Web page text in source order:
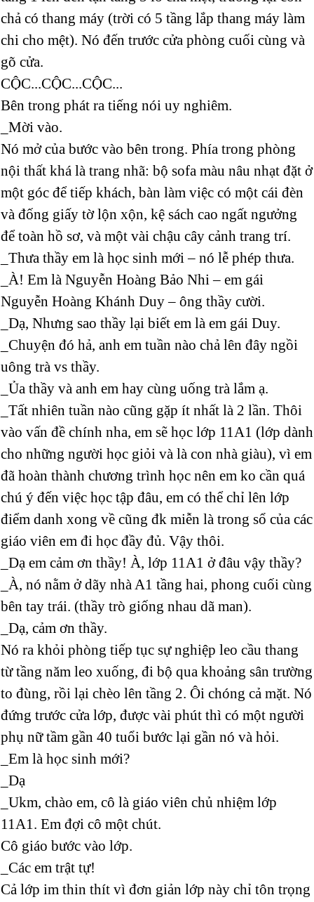
chả có thang máy (trời có 5 tầng lắp thang máy làm
chi cho mệt). Nó đến trước cửa phòng cuối cùng và
gõ cửa.
CỘC...CỘC...CỘC...
Bên trong phát ra tiếng nói uy nghiêm.
_Mời vào.
Nó mở của bước vào bên trong. Phía trong phòng
nội thất khá là trang nhã: bộ sofa màu nâu nhạt đặt ở
một góc để tiếp khách, bàn làm việc có một cái đèn
và đống giấy tờ lộn xộn, kệ sách cao ngất ngưởng
để toàn hồ sơ, và một vài chậu cây cảnh trang trí.
_Thưa thầy em là học sinh mới – nó lễ phép thưa.
_À! Em là Nguyễn Hoàng Bảo Nhi – em gái
Nguyễn Hoàng Khánh Duy – ông thầy cười.
_Dạ, Nhưng sao thầy lại biết em là em gái Duy.
_Chuyện đó hả, anh em tuần nào chả lên đây ngồi
uông trà vs thầy.
_Ủa thầy và anh em hay cùng uống trà lắm ạ.
_Tất nhiên tuần nào cũng gặp ít nhất là 2 lần. Thôi
vào vấn đề chính nha, em sẽ học lớp 11A1 (lớp dành
cho những người học giỏi và là con nhà giàu), vì em
đã hoàn thành chương trình học nên em ko cần quá
chú ý đến việc học tập đâu, em có thể chỉ lên lớp
điểm danh xong về cũng đk miễn là trong sổ của các
giáo viên em đi học đầy đủ. Vậy thôi.
_Dạ em cảm ơn thầy! À, lớp 11A1 ở đâu vậy thầy?
_À, nó nằm ở dãy nhà A1 tầng hai, phong cuối cùng
bên tay trái. (thầy trò giống nhau dã man).
_Dạ, cảm ơn thầy.
Nó ra khỏi phòng tiếp tục sự nghiệp leo cầu thang
từ tầng năm leo xuống, đi bộ qua khoảng sân trường
to đùng, rồi lại chèo lên tầng 2. Ôi chóng cả mặt. Nó
đứng trước cửa lớp, được vài phút thì có một người
phụ nữ tầm gần 40 tuổi bước lại gần nó và hỏi.
_Em là học sinh mới?
_Dạ
_Ukm, chào em, cô là giáo viên chủ nhiệm lớp
11A1. Em đợi cô một chút.
Cô giáo bước vào lớp.
_Các em trật tự!
Cả lớp im thin thít vì đơn giản lớp này chỉ tôn trọng